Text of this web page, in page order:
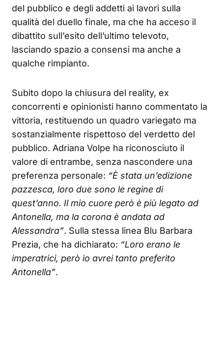
del pubblico e degli addetti ai lavori sulla
qualità del duello finale, ma che ha acceso il
dibattito sull’esito dell’ultimo televoto,
lasciando spazio a consensi ma anche a
qualche rimpianto.
Subito dopo la chiusura del reality, ex
concorrenti e opinionisti hanno commentato la
vittoria, restituendo un quadro variegato ma
sostanzialmente rispettoso del verdetto del
pubblico. Adriana Volpe ha riconosciuto il
valore di entrambe, senza nascondere una
preferenza personale: “È stata un’edizione
pazzesca, loro due sono le regine di
quest’anno. Il mio cuore però è più legato ad
Antonella, ma la corona è andata ad
Alessandra”. Sulla stessa linea Blu Barbara
Prezia, che ha dichiarato: “Loro erano le
imperatrici, però io avrei tanto preferito
Antonella”.